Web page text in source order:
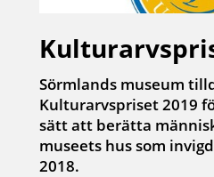
Sörmlands museum
Kulturarvspriset 2019
sätt att berätta
museets hus som
2018.